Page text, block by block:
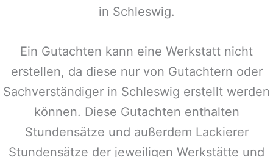
in Schleswig.
Ein Gutachten kann eine Werkstatt nicht
erstellen, da diese nur von Gutachtern oder
Sachverständiger in Schleswig erstellt werden
können. Diese Gutachten enthalten
Stundensätze und außerdem Lackierer
Stundensätze der jeweiligen Werkstätte und